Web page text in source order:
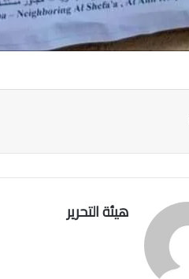
هيئة التحرير